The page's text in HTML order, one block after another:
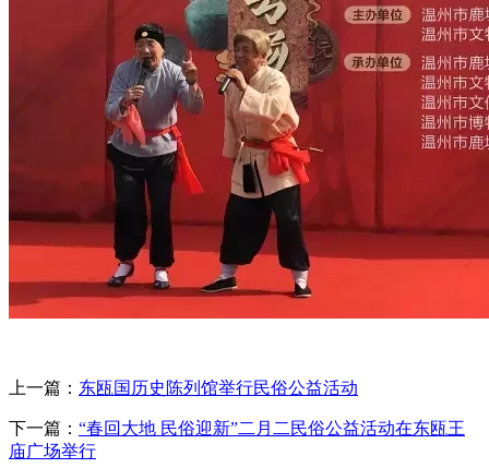
上一篇： 东瓯国历史陈列馆举行民俗公益活动
下一篇： “春回大地 民俗迎新”二月二民俗公益活动在东瓯王
庙广场举行